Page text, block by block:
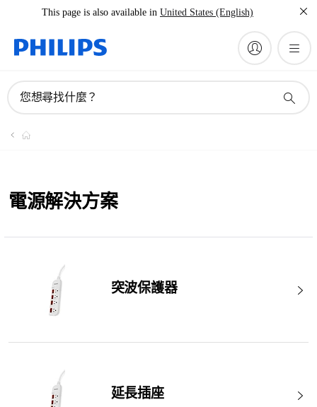
This page is also available in United States (English)
您想尋找什麼？
電源解決方案
突波保護器
延長插座